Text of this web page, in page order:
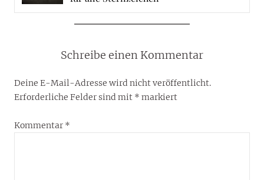
Schreibe einen Kommentar
Deine E-Mail-Adresse wird nicht veröffentlicht.
Erforderliche Felder sind mit * markiert
Kommentar *